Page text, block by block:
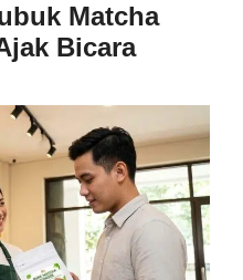
Matcha
Bicara